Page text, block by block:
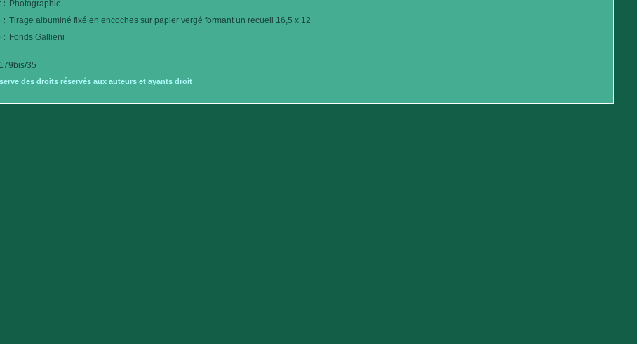
: Photographie
: Tirage albuminé fixé en encoches sur papier vergé formant un recueil 16,5 x 12
: Fonds Gallieni
35
des droits réservés aux auteurs et ayants droit